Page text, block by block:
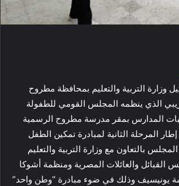
وزارة التربية والتعليم بمحافظة مطروح
الذي ينظمه المجلس القومي للطفولة
المدارس بمقر مدرسة مطروح الرسمية
المرحلة الثانية لمبادرة تمكين الطفل
بالتعاون مع وزارة التربية والتعليم
القبائل والعائلات المصرية ومنظمة أشوكا
يونيسيف وذلك في ضوء مبادرة “وطن واحد”